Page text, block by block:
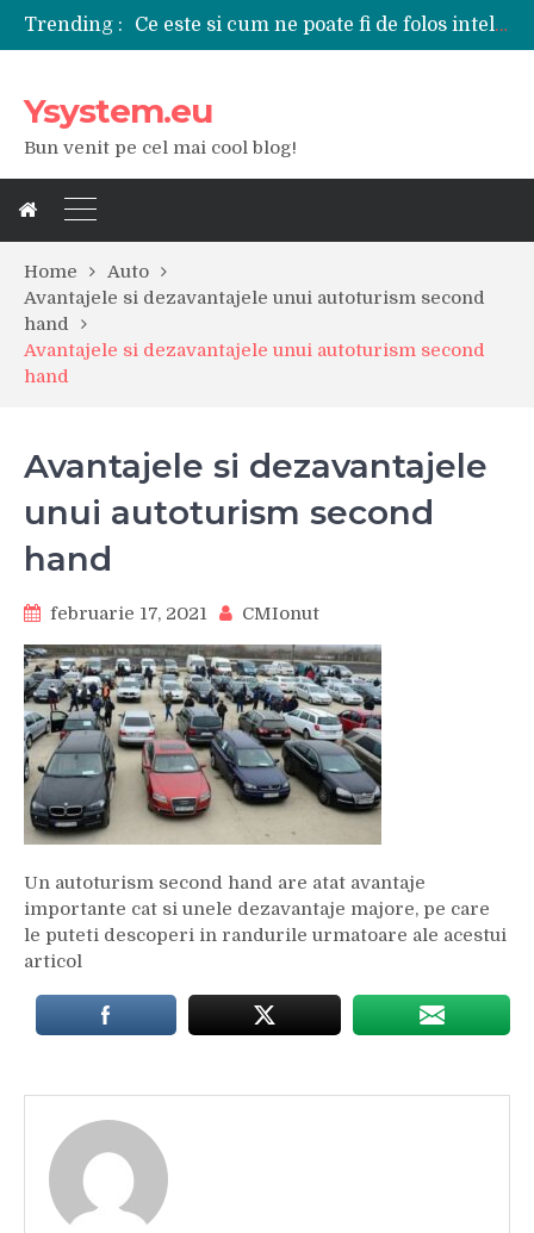
Trending :
Tipuri de polizoare de care este nevoie intr-un atelier
Utilizarea diferitelor jucarii sexuale in viata de cuplu
iPhone 16Pro Max sau Samsung Galaxy S24 Ultra?
Ysystem.eu
Bun venit pe cel mai cool blog!
Home
Auto
Avantajele si dezavantajele unui autoturism second
hand
Avantajele si dezavantajele unui autoturism second
hand
Avantajele si dezavantajele
unui autoturism second
hand
februarie 17, 2021 CMIonut
Un autoturism second hand are atat avantaje
importante cat si unele dezavantaje majore, pe care
le puteti descoperi in randurile urmatoare ale acestui
articol